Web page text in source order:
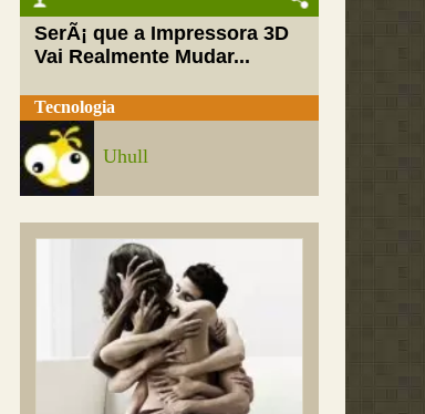
SerÃ¡ que a Impressora 3D
Vai Realmente Mudar...
Tecnologia
Uhull